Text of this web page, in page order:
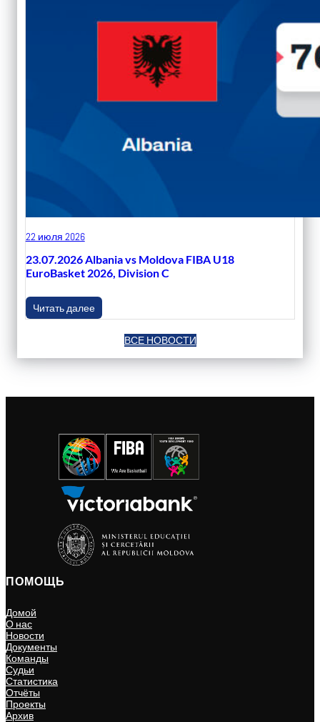
22 июля 2026
23.07.2026 Albania vs Moldova FIBA U18
EuroBasket 2026, Division C
Читать далее
ВСЕ НОВОСТИ
ПОМОЩЬ
Домой
О нас
Новости
Документы
Команды
Судьи
Статистика
Отчёты
Проекты
Архив